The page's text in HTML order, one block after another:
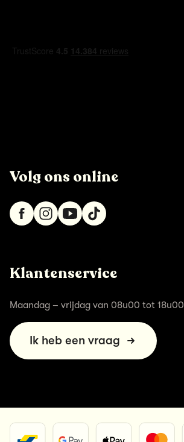
Volg ons online
Klantenservice
Maandag – vrijdag van 08u00 tot 18u00
Ik heb een vraag